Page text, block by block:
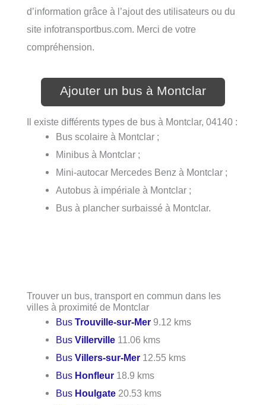
d’information grâce à l’ajout des utilisateurs ou du
site infotransportbus.com. Merci de votre
compréhension.
Ajouter un bus à Montclar
Il existe différents types de bus à Montclar, 04140 :
Bus scolaire à Montclar ;
Minibus à Montclar ;
Mini-autocar Mercedes Benz à Montclar ;
Autobus à impériale à Montclar ;
Bus à plancher surbaissé à Montclar.
Trouver un bus, transport en commun dans les
villes à proximité de Montclar
BusTrouville-sur-Mer 9.12 kms
BusVillerville 11.06 kms
BusVillers-sur-Mer 12.55 kms
Bus Honfleur 18.9 kms
Bus Houlgate 20.53 kms